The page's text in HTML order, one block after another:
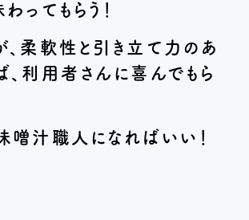
ってもらう！
、柔軟性と引き立て力のあ
、利用者さんに喜んでもら
噌汁職人になればいい！